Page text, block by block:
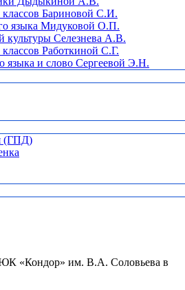
классов Бариновой С.И.
языка Мидуковой О.П.
культуры Селезнева А.В.
Работкиной С.Г.
языка и слово Сергеевой Э.Н.
(ГПД)
«Кондор» им. В.А. Соловьева в